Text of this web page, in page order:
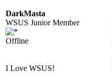
DarkMasta
WSUS Junior Member
Offline
I Love WSUS!